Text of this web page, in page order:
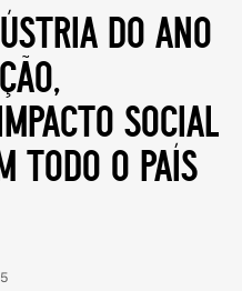
do ano
social
todo o país